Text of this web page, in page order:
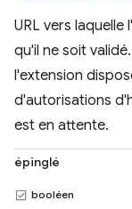
URL vers
qu'il ne soit
l'extension
d'autorisations
est en attente.
épinglé
booléen